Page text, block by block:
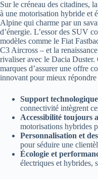
Sur le créneau des citadines,
à une motorisation hybride et
Alpine qui charme par un
d’énergie. L’essor des SUV
modèles comme le Fiat
C3 Aircross – et la
rivaliser avec le Dacia
marques d’assurer une offre
innovant pour mieux répondre
Support
connectivité intègrent
Accessibilité toujours
motorisations hybrides
Personnalisation et
pour séduire une
Écologie et
électriques et hybrides,